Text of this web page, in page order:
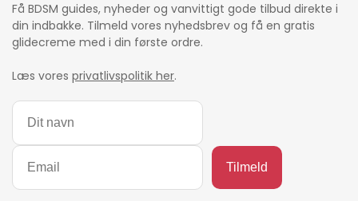
Få BDSM guides, nyheder og vanvittigt gode tilbud direkte i
din indbakke. Tilmeld vores nyhedsbrev og få en gratis
glidecreme med i din første ordre.
Læs vores privatlivspolitik her.